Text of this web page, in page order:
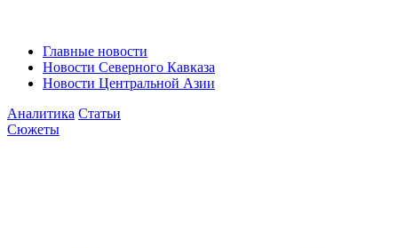
Главные новости
Новости Северного Кавказа
Новости Центральной Азии
Аналитика Статьи
Сюжеты